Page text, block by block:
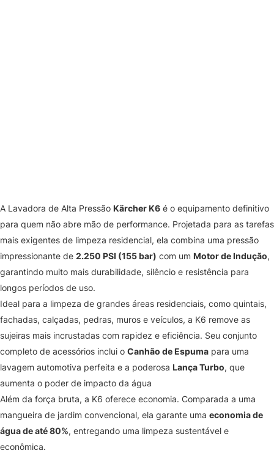
A Lavadora de Alta Pressão Kärcher K6 é o equipamento definitivo
para quem não abre mão de performance. Projetada para as tarefas
mais exigentes de limpeza residencial, ela combina uma pressão
impressionante de 2.250 PSI (155 bar) com um Motor de Indução,
garantindo muito mais durabilidade, silêncio e resistência para
longos períodos de uso.
Ideal para a limpeza de grandes áreas residenciais, como quintais,
fachadas, calçadas, pedras, muros e veículos, a K6 remove as
sujeiras mais incrustadas com rapidez e eficiência. Seu conjunto
completo de acessórios inclui o Canhão de Espuma para uma
lavagem automotiva perfeita e a poderosa Lança Turbo, que
aumenta o poder de impacto da água
Além da força bruta, a K6 oferece economia. Comparada a uma
mangueira de jardim convencional, ela garante uma economia de
água de até 80%, entregando uma limpeza sustentável e
econômica.